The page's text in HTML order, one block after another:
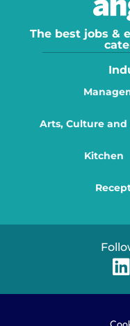
The best jobs &
Arts, Culture and
Kitchen